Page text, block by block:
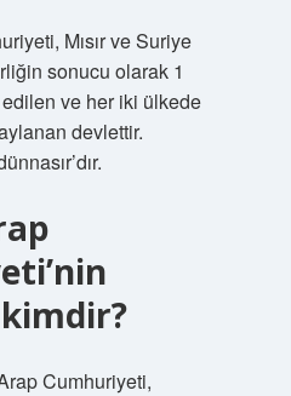
Mısır ve Suriye
sonucu olarak 1
ve her iki ülkede
devlettir.
Cumhuriyeti,